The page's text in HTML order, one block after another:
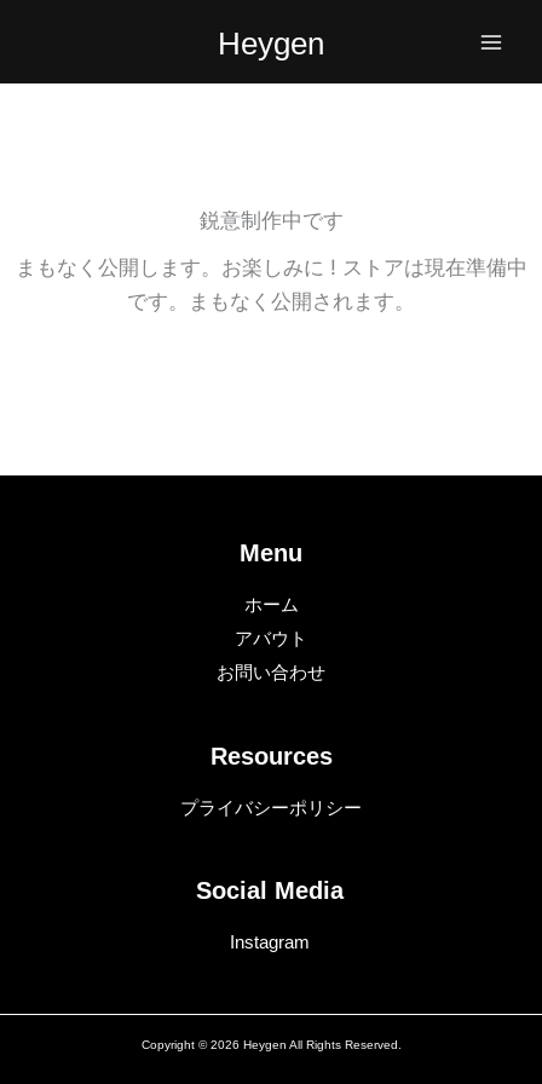
を
Heygen
鋭意制作中です
まもなく公開します。お楽しみに ! ストアは現在準備中
です。まもなく公開されます。
Menu
ホーム
アバウト
お問い合わせ
Resources
プライバシーポリシー
Social Media
Instagram
Copyright © 2026 Heygen All Rights Reserved.